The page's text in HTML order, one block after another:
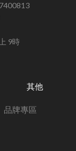
9時
其他
品牌專區